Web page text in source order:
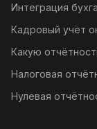
Интеграция
Кадровый учёт
Какую
Налоговая
Нулевая